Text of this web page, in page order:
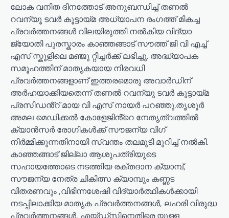
ലോക വനിത ദിനത്തോട് അനുബന്ധിച്ച് തണൽ
റവന്യൂ ടവർ കൂട്ടായ്മ അധ്യാപന രംഗത്ത് മികച്ച
പ്രവർത്തനങ്ങൾ വിലയിരുത്തി നൽകിയ വിദ്യാ
ജ്യോതി പുരസ്കാരം കാഞ്ഞങ്ങാട് സൗത്ത് ജി വി എച്ച്
എസ് സ്കൂളിലെ മഞ്ജു റ്റീച്ചർക്ക് ലഭിച്ചു. അദ്ധ്യാപക
സമൂഹത്തിന് മാതൃകയായ നിരവധി
പ്രവർത്തനങ്ങളാണ് ഇത്തരമൊരു അവാർഡിന്
അർഹയാക്കിയതെന്ന് തണൽ റവന്യു ടവർ കൂട്ടായ്മ
പ്രസിഡൻ്റ് മായ വി എസ് നായർ പറഞ്ഞു.തൃശൂർ
അമല മെഡിക്കൽ കോളേജിൻ്റെ നേതൃത്വത്തിൽ
ക്യാൻസർ രോഗികൾക്ക് സൗജന്യ വിഗ്
നിർമ്മിക്കുന്നതിനായി സ്വന്തം തലമുടി മുറിച്ച് നൽകി.
കാഞ്ഞങ്ങാട് ജില്ലാ ആശുപത്രിയുടെ
സഹായത്തോടെ നടത്തിയ രക്തദാന ക്യാമ്പ്,
സൗജന്യ നേത്ര ചികിത്സ ക്യാമ്പും കണ്ണട
വിതരണവും ,വിഭിന്നശേഷി വിദ്യാർത്ഥികൾക്കായി
നടപ്പിലാക്കിയ മാതൃക പ്രവർത്തനങ്ങൾ, ലഹരി വിരുദ്ധ